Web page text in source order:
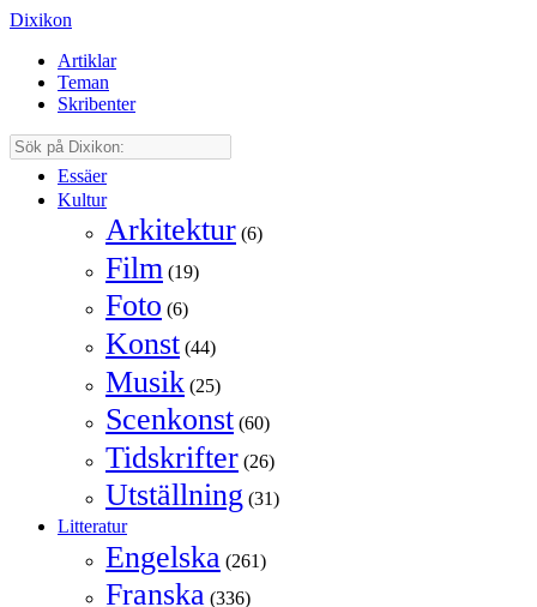
Dixikon
Artiklar
Teman
Skribenter
Essäer
Kultur
Arkitektur (6)
Film (19)
Foto (6)
Konst (44)
Musik (25)
Scenkonst (60)
Tidskrifter (26)
Utställning (31)
Litteratur
Engelska (261)
Franska (336)